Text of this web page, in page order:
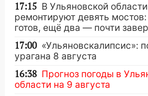
17:15 В Ульяновской области
ремонтируют девять
готов, ещё два — почти
17:00 «Ульяновскалипсис»:
урагана 8 августа
16:38 Прогноз погоды в
области на 9 августа